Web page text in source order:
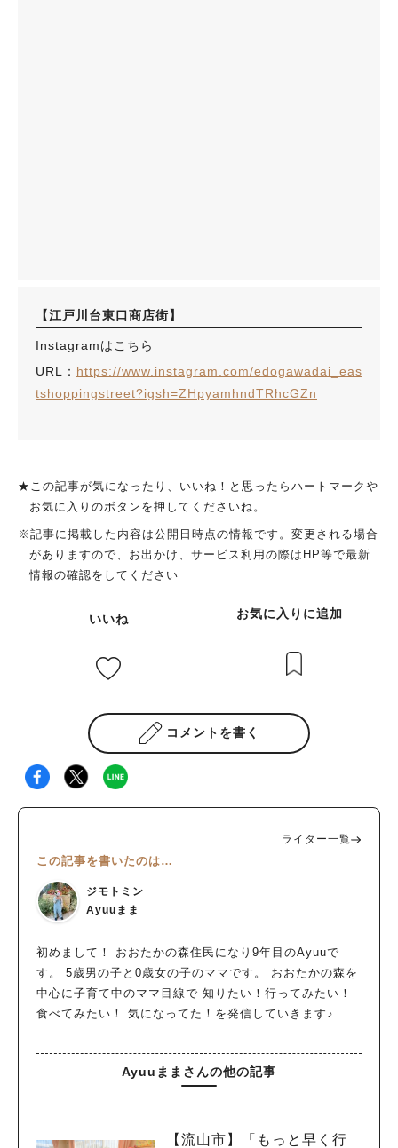
【江戸川台東口商店街】
Instagramはこちら
URL： https://www.instagram.com/edogawadai_eas
tshoppingstreet?igsh=ZHpyamhndTRhcGZn
★この記事が気になったり、いいね！と思ったらハートマークや
お気に入りのボタンを押してくださいね。
※記事に掲載した内容は公開日時点の情報です。変更される場合
がありますので、お出かけ、サービス利用の際はHP等で最新
情報の確認をしてください
いいね お気に入りに追加
コメントを書く
ライター一覧
この記事を書いたのは…
ジモトミン
Ayuuまま
初めまして！ おおたかの森住民になり9年目のAyuuで
す。 5歳男の子と0歳女の子のママです。 おおたかの森を
中心に子育て中のママ目線で 知りたい！行ってみたい！
食べてみたい！ 気になってた！を発信していきます♪
Ayuuままさんの他の記事
【流山市】「もっと早く行